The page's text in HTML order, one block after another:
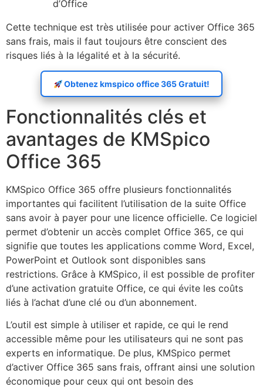
d’Office
Cette technique est très utilisée pour activer Office 365
sans frais, mais il faut toujours être conscient des
risques liés à la légalité et à la sécurité.
Obtenez kmspico office 365 Gratuit!
Fonctionnalités clés et
avantages de KMSpico
Office 365
KMSpico Office 365 offre plusieurs fonctionnalités
importantes qui facilitent l’utilisation de la suite Office
sans avoir à payer pour une licence officielle. Ce logiciel
permet d’obtenir un accès complet Office 365, ce qui
signifie que toutes les applications comme Word, Excel,
PowerPoint et Outlook sont disponibles sans
restrictions. Grâce à KMSpico, il est possible de profiter
d’une activation gratuite Office, ce qui évite les coûts
liés à l’achat d’une clé ou d’un abonnement.
L’outil est simple à utiliser et rapide, ce qui le rend
accessible même pour les utilisateurs qui ne sont pas
experts en informatique. De plus, KMSpico permet
d’activer Office 365 sans frais, offrant ainsi une solution
économique pour ceux qui ont besoin des